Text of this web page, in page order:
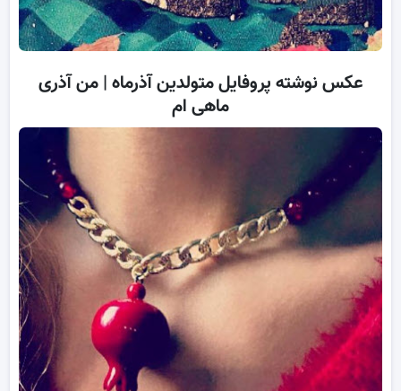
عکس نوشته پروفایل متولدین آذرماه | من آذری
ماهی ام